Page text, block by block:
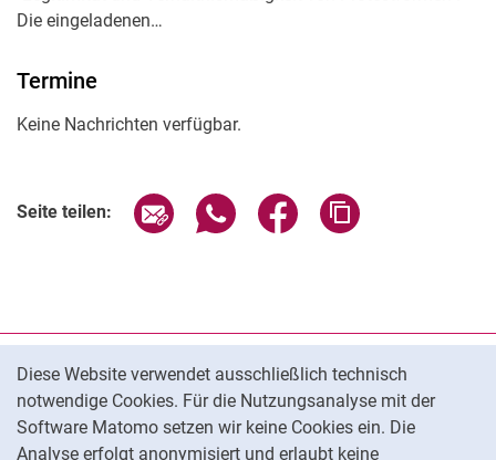
Diese Website verwendet ausschließlich technisch
notwendige Cookies. Für die Nutzungsanalyse mit der
Software Matomo setzen wir keine Cookies ein. Die
Analyse erfolgt anonymisiert und erlaubt keine
Die eingeladenen…
Termine
Keine Nachrichten verfügbar.
Seite teilen: Seite über E-Mail teilen
Seite über WhatsApp teilen
Seite über Facebook
Datenschutz
Barrierefreiheit
Transparenter KI-Einsatz